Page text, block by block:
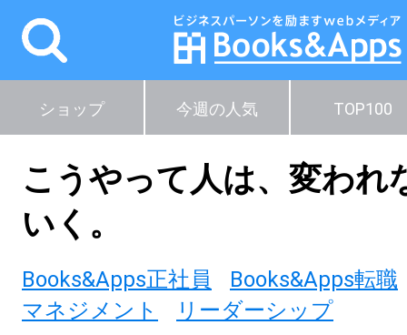
ショップ 今週の人気 TOP100
こうやって人は、変われ
いく。
Books&Apps正社員
Books&Apps転職
マネジメント
リーダーシップ